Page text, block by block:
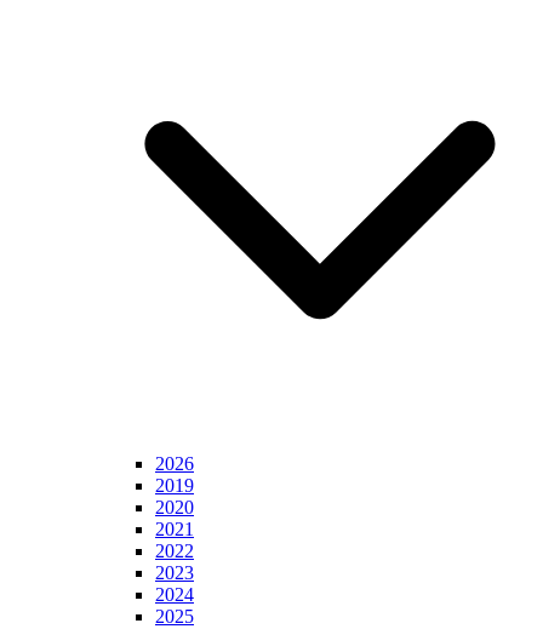
2026
2019
2020
2021
2022
2023
2024
2025